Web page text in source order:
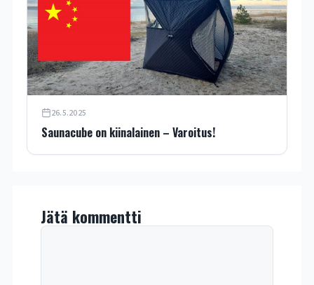
26.5.2025
Saunacube on kiinalainen – Varoitus!
Jätä kommentti
Kommentti